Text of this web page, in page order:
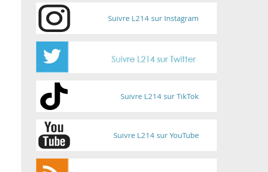
Suivre L214 sur Instagram
Suivre L214 sur TikTok
Suivre L214 sur YouTube